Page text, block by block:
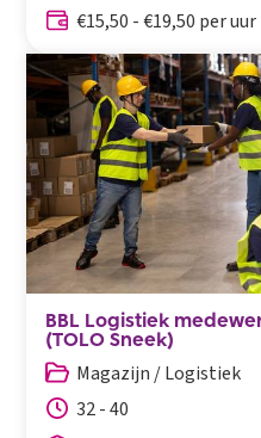
€15,50 - €19,50 per uur
BBL Logistiek
(TOLO Sneek)
Magazijn / Logistiek
32 - 40